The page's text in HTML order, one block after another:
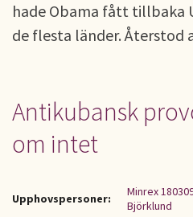
hade Obama fått tillbaka
de flesta länder. Återstod
Antikubansk
om intet
Upphovspersoner: Minrex
Björklund